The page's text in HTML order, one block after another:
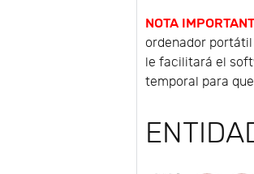
NOTA
ordenador
le facilitará el
temporal para